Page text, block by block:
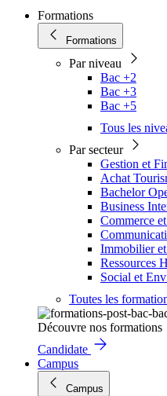
Formations
Formations
Par niveau
Bac +2
Bac +3
Bac +5
Tous les
Par secteur
Gestion et
Achat
Bachelor
Business
Commerce
Immobilier
Ressources
Social et
Toutes les
Découvre nos formations
Candidate
Campus
Campus